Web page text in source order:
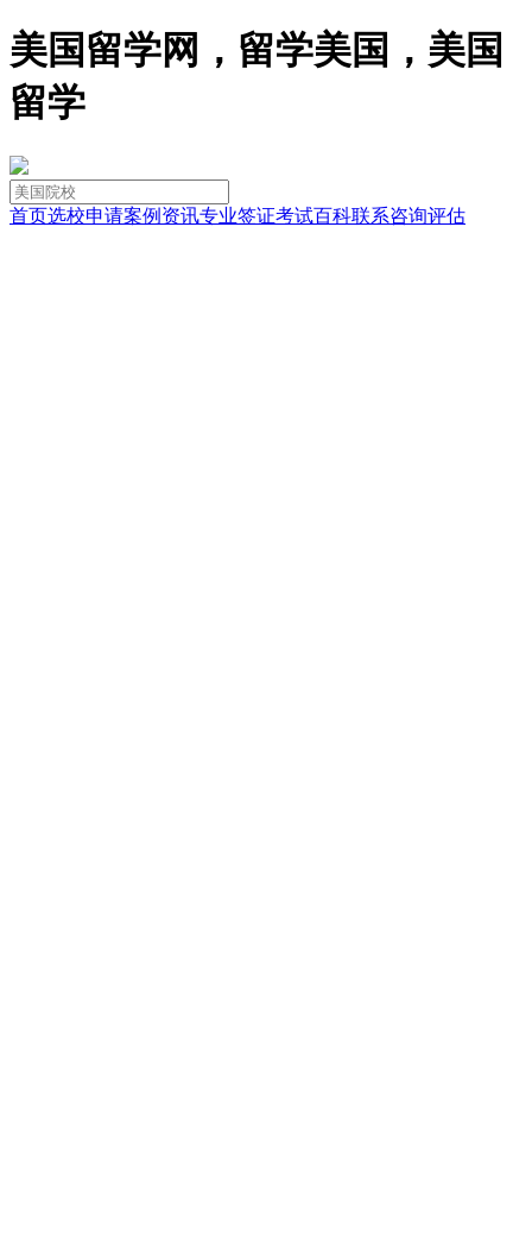
美国留学网，留学美国，美国
留学
首页选校申请案例 资讯专业签证考试百科联系咨询评估